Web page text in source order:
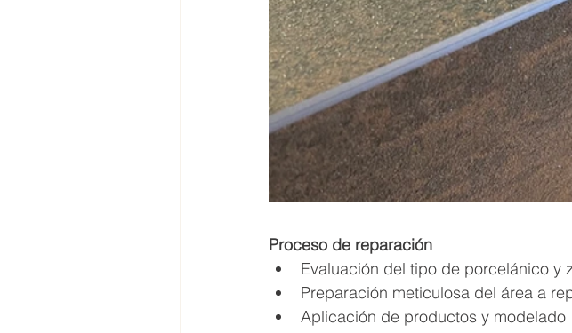
Proceso de reparación
Evaluación del tipo de porcelánico y
Preparación meticulosa del área a
Aplicación de productos y modelado